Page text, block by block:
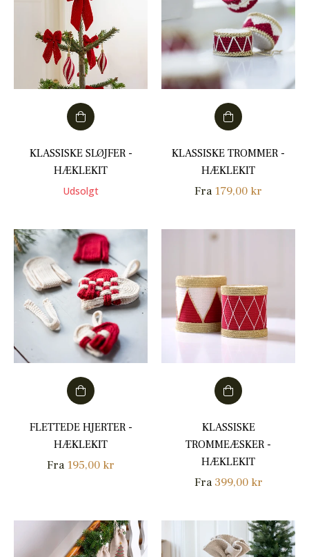
KLASSISKE SLØJFER -
HÆKLEKIT
Udsolgt
KLASSISKE TROMMER -
HÆKLEKIT
Fra 179,00 kr
FLETTEDE HJERTER -
HÆKLEKIT
Fra 195,00 kr
KLASSISKE
TROMMEÆSKER -
HÆKLEKIT
Fra 399,00 kr